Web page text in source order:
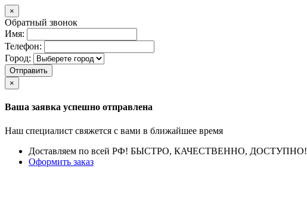
×
Обратный звонок
Имя:
Телефон:
Город:
Отправить
×
Ваша заявка успешно отправлена
Наш специалист свяжется с вами в ближайшее время
Доставляем по всей РФ! БЫСТРО, КАЧЕСТВЕННО, ДОСТУПНО!
Оформить заказ